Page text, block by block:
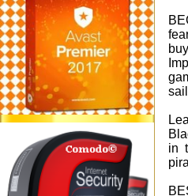
in